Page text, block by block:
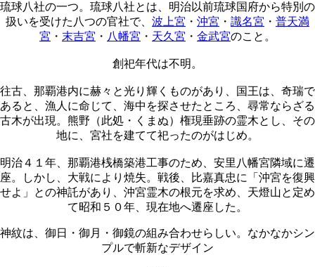
琉球八社の一つ。琉球八社とは、明治以前琉球国府から特別の
扱いを受けた八つの官社で、 波上宮 ・ 沖宮 ・ 識名宮 ・ 普天満
宮 ・ 末吉宮 ・ 八幡宮 ・ 天久宮 ・ 金武宮のこと。
創祀年代は不明。
往古、那覇港内に赫々と光り輝くものがあり、国王は、奇瑞で
あると、漁人に命じて、海中を探させたところ、尋常ならざる
古木が出現。熊野（此処・くまぬ）権現垂跡の霊木とし、その
地に、宮社を建てて祀ったのがはじめ。
明治４１年、那覇港桟橋築港工事のため、安里八幡宮隣域に遷
座。しかし、大戦により焼失。戦後、比嘉真忠に「沖宮を復興
せよ」との神託があり、沖宮霊木の根元を求め、天燈山と定め
て昭和５０年、現在地へ遷座した。
神紋は、御日・御月・御鏡の組み合わせらしい。なかなかシン
プルで斬新なデザイン